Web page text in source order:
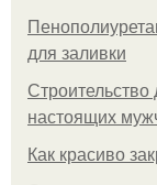
для заливки
Строительство
настоящих
Как красиво